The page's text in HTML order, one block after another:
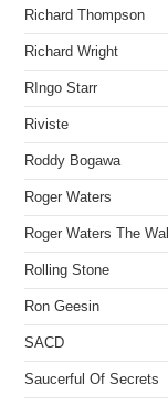
Richard Thompson
Richard Wright
RIngo Starr
Riviste
Roddy Bogawa
Roger Waters
Roger Waters The Wall
Rolling Stone
Ron Geesin
SACD
Saucerful Of Secrets